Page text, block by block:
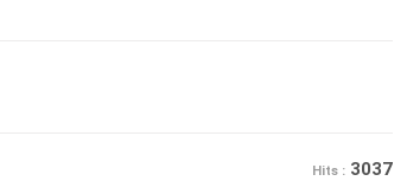
Hits : 3037